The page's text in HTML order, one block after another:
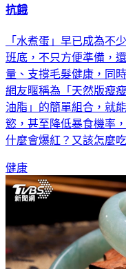
抗餓
「水煮蛋」早已成為不
班底，不只方便準備，
量、支撐毛髮健康，同
網友暱稱為「天然版瘦
油脂」的簡單組合，就
慾，甚至降低暴食機率
什麼會爆紅？又該怎麼
健康